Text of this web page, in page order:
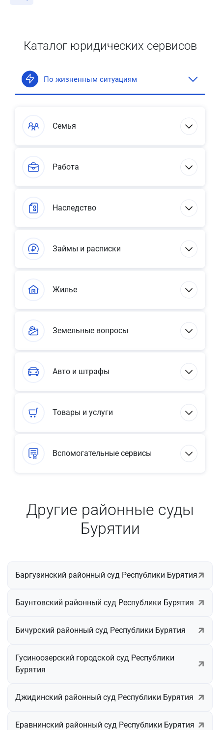
Каталог юридических сервисов
По жизненным ситуациям
Семья
Работа
Наследство
Займы и расписки
Жилье
Земельные вопросы
Авто и штрафы
Товары и услуги
Вспомогательные сервисы
Другие районные суды
Бурятии
Баргузинский районный суд Республики Бурятия
Баунтовский районный суд Республики Бурятия
Бичурский районный суд Республики Бурятия
Гусиноозерский городской суд Республики
Бурятия
Джидинский районный суд Республики Бурятия
Еравнинский районный суд Республики Бурятия